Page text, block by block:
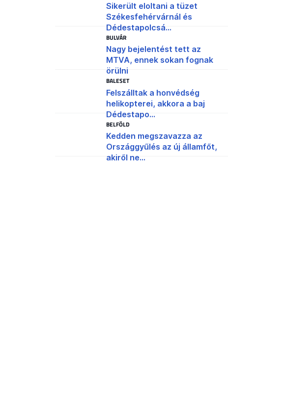
Sikerült eloltani a tüzet
Székesfehérvárnál és
Dédestapolcsá...
BULVÁR
Nagy bejelentést tett az
MTVA, ennek sokan fognak
örülni
BALESET
Felszálltak a honvédség
helikopterei, akkora a baj
Dédestapo...
BELFÖLD
Kedden megszavazza az
Országgyűlés az új államfőt,
akiről ne...